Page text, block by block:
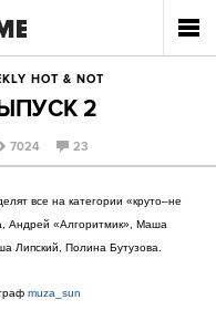
HOT & NOT
2
7024 23
все на категории «круто–не
Андрей «Алгоритмик», Маша
Липский, Полина Бутузова.
muza_sun